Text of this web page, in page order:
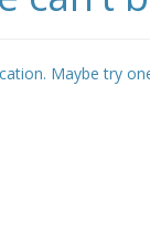
Maybe try